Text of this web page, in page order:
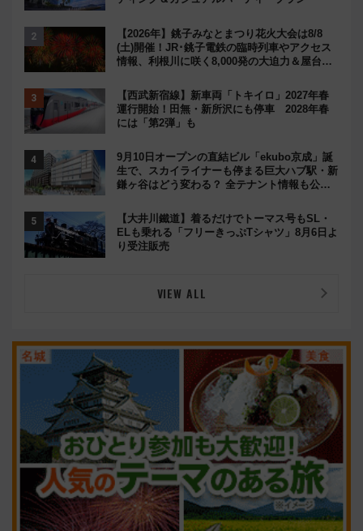
【2026年】銚子みなとまつり花火大会は8/8
(土)開催！JR･銚子電鉄の臨時列車やアクセス
情報、利根川に咲く8,000発の大迫力＆屋台を
【西武新宿線】新車両「トキイロ」2027年春
運行開始！田無・新所沢にも停車 2028年春
には「第2弾」も
9月10日オープンの直結ビル「ekubo京成」誕
生で、スカイライナーも停まる巨大ハブ駅・新
鎌ヶ谷はどう変わる？ 全テナント情報も公
【大井川鐵道】着るだけでトーマス号もSL・
ELも乗れる「フリーきっぷTシャツ」8月6日よ
り受注販売
VIEW ALL